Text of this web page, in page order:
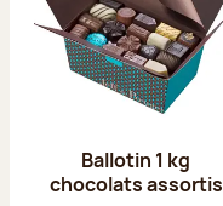
Ballotin 1 kg
chocolats assortis